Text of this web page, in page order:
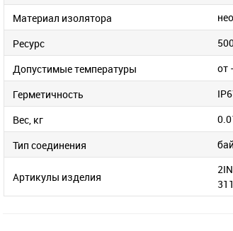
Материал изолятора
Ресурс
Допустимые температуры
от
Герметичность
Вес, кг
Тип соединения
Артикулы изделия